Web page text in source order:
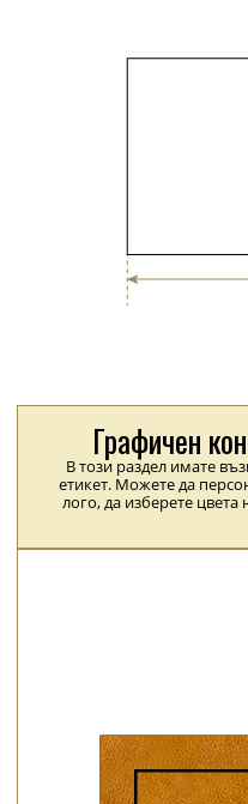
Графичен
В този раздел имате
етикет. Можете да
лого, да изберете